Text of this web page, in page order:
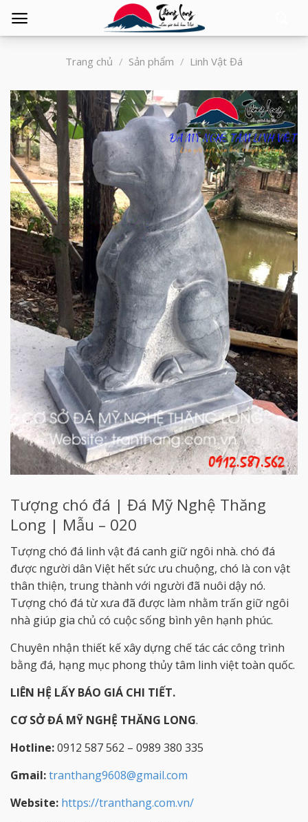
Trang chủ / Sản phẩm / Linh Vật Đá
Tượng chó đá | Đá Mỹ Nghệ Thăng
Long | Mẫu – 020
Tượng chó đá linh vật đá canh giữ ngôi nhà. chó đá
được người dân Việt hết sức ưu chuộng, chó là con vật
thân thiện, trung thành với người đã nuôi dậy nó.
Tượng chó đá từ xưa đã được làm nhằm trấn giữ ngôi
nhà giúp gia chủ có cuộc sống bình yên hạnh phúc.
Chuyên nhận thiết kế xây dựng chế tác các công trình
bằng đá, hạng mục phong thủy tâm linh việt toàn quốc.
LIÊN HỆ LẤY BÁO GIÁ CHI TIẾT.
CƠ SỞ ĐÁ MỸ NGHỆ THĂNG LONG.
Hotline:0912 587 562 – 0989 380 335
Gmail:tranthang9608@gmail.com
Website: https://tranthang.com.vn/